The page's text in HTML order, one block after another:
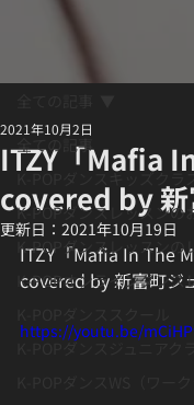
全ての記事
K-POPダンスキッズクラス
K-POPダンスレッスンの
K-POPダンスレッスンの
K-POPオンラインダンス
K-POPダンスジュニアクラ
ITZY「Mafia
covered by 新
2021年10月2日
更新日： 2021年10月19日
ITZY「Mafia In The
covered by 新富町ジ
https://youtu.be/